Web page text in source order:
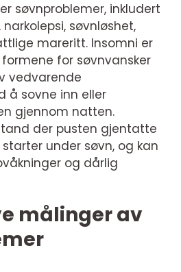
søvnproblemer, inkludert
søvnløshet,
mareritt. Insomni er
for søvnvansker
vedvarende
å sovne inn eller
gjennom natten.
der pusten gjentatte
under søvn, og kan
og dårlig
målinger av